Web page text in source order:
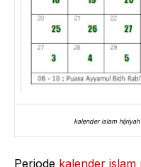
kalender islam
Periode kalender